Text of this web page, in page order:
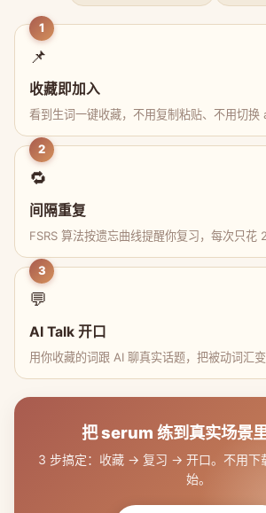
1
📌
收藏即加入
看到生词一键收藏，不用复制粘贴、不用切换
2
🔁
间隔重复
FSRS 算法按遗忘曲线提醒你复习，每次只花 2
3
💬
AI Talk 开口
用你收藏的词跟 AI 聊真实话题，把被动词汇变
把 serum 练到真实场景
3 步搞定：收藏 → 复习 → 开口。不用下
始。